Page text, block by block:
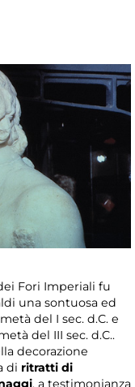
Fori Imperiali fu
una sontuosa ed
del I sec. d.C. e
del III sec. d.C..
decorazione
di ritratti di
, a testimonianza